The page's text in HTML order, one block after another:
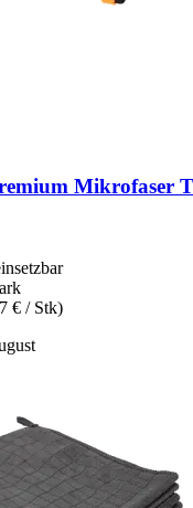
Mikrofaser
€ / Stk)